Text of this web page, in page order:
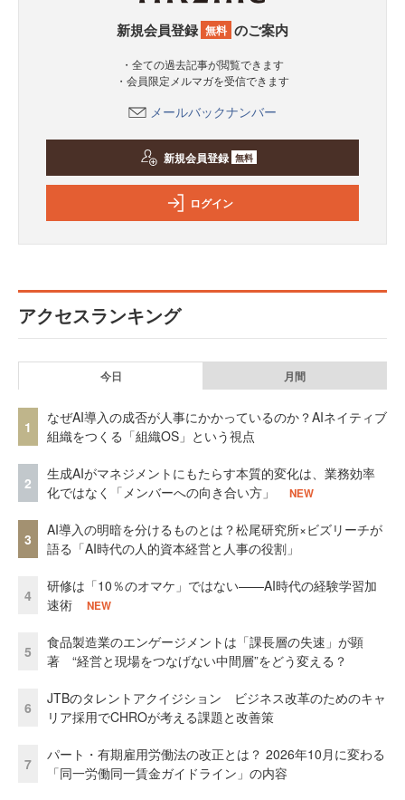
新規会員登録 無料 のご案内
・全ての過去記事が閲覧できます
・会員限定メルマガを受信できます
メールバックナンバー
新規会員登録 無料
ログイン
アクセスランキング
今日 月間
1
なぜAI導入の成否が人事にかかっているのか？AIネイティブ
組織をつくる「組織OS」という視点
2
生成AIがマネジメントにもたらす本質的変化は、業務効率
化ではなく「メンバーへの向き合い方」
NEW
3
AI導入の明暗を分けるものとは？松尾研究所×ビズリーチが
語る「AI時代の人的資本経営と人事の役割」
4
研修は「10％のオマケ」ではない——AI時代の経験学習加
速術
NEW
5
食品製造業のエンゲージメントは「課長層の失速」が顕
著 “経営と現場をつなげない中間層”をどう変える？
6
JTBのタレントアクイジション ビジネス改革のためのキャ
リア採用でCHROが考える課題と改善策
7
パート・有期雇用労働法の改正とは？ 2026年10月に変わる
「同一労働同一賃金ガイドライン」の内容